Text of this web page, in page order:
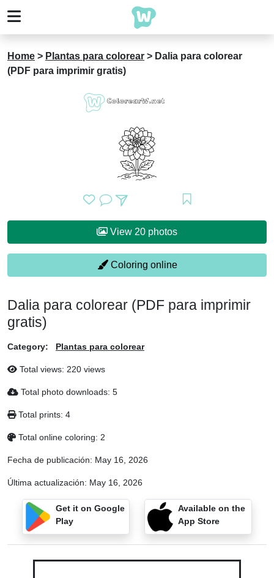
Home > Plantas para colorear > Dalia para colorear
(PDF para imprimir gratis)
View 20 photos
Coloring online
Dalia para colorear (PDF para imprimir
gratis)
Category: Plantas para colorear
Total views: 220 views
Total photo downloads: 5
Total prints: 4
Total online coloring: 2
Fecha de publicación: May 16, 2026
Última actualización: May 16, 2026
Get it on Google
Play
Available on the
App Store